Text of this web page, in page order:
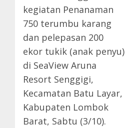
kegiatan Penanaman
750 terumbu karang
dan pelepasan 200
ekor tukik (anak penyu)
di SeaView Aruna
Resort Senggigi,
Kecamatan Batu Layar,
Kabupaten Lombok
Barat, Sabtu (3/10).